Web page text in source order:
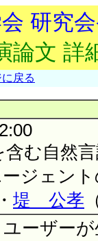
研究
論文 詳
戻る
む自然
ジェン
・ 堤 公孝
ーザー